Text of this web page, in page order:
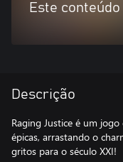
Este
Descrição
Raging Justice é um
épicas, arrastando o
gritos para o século XXI!